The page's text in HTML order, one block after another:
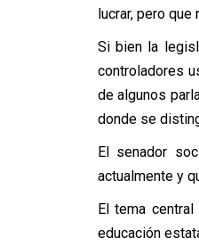
lucrar, pero
Si bien la
controladores
de algunos
donde se
El senador
actualmente y
El tema
educación